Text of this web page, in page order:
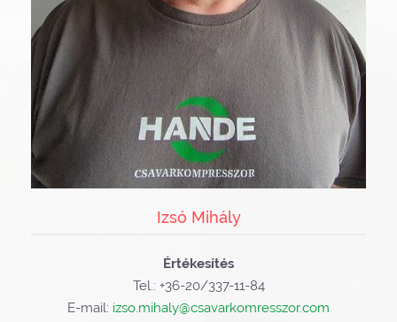
Izsó Mihály
Értékesítés
Tel.: +36-20/337-11-84
E-mail: izso.mihaly@csavarkomresszor.com